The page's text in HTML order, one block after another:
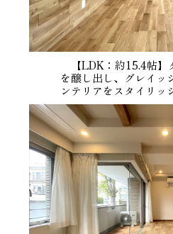
【LDK：約15.4帖】
を醸し出し、グレイッ
ンテリアをスタイリッ